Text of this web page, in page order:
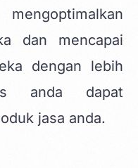
dan mencapai
dengan lebih
anda dapat
jasa anda.